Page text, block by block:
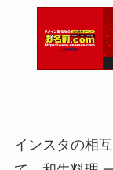
インスタの相